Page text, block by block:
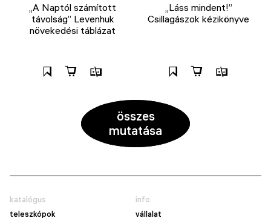
„A Naptól számított
távolság” Levenhuk
növekedési táblázat
„Láss mindent!”
Csillagászok kézikönyve
összes
mutatása
katalógus
teleszkópok
info
vállalat